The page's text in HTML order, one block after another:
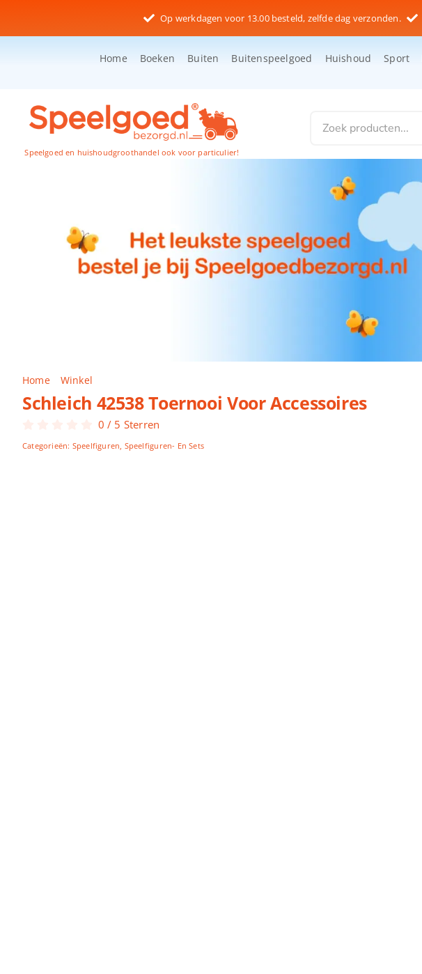
inhoud
Op werkdagen voor 13.00 besteld, zelfde dag verzonden.
Home Boeken Buiten Buitenspeelgoed Huishoud Sport
Speelgoed en huishoudgroothandel ook voor particulier!
Home Winkel
Schleich 42538 Toernooi Voor Accessoires
0 / 5 Sterren
Categorieën: Speelfiguren, Speelfiguren- En Sets